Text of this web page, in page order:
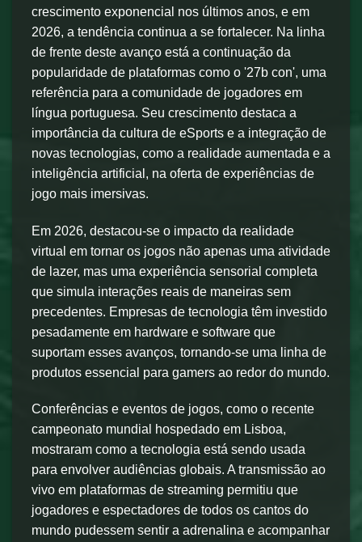
crescimento exponencial nos últimos anos, e em
2026, a tendência continua a se fortalecer. Na linha
de frente deste avanço está a continuação da
popularidade de plataformas como o '27b con', uma
referência para a comunidade de jogadores em
língua portuguesa. Seu crescimento destaca a
importância da cultura de eSports e a integração de
novas tecnologias, como a realidade aumentada e a
inteligência artificial, na oferta de experiências de
jogo mais imersivas.
Em 2026, destacou-se o impacto da realidade
virtual em tornar os jogos não apenas uma atividade
de lazer, mas uma experiência sensorial completa
que simula interações reais de maneiras sem
precedentes. Empresas de tecnologia têm investido
pesadamente em hardware e software que
suportam esses avanços, tornando-se uma linha de
produtos essencial para gamers ao redor do mundo.
Conferências e eventos de jogos, como o recente
campeonato mundial hospedado em Lisboa,
mostraram como a tecnologia está sendo usada
para envolver audiências globais. A transmissão ao
vivo em plataformas de streaming permitiu que
jogadores e espectadores de todos os cantos do
mundo pudessem sentir a adrenalina e acompanhar